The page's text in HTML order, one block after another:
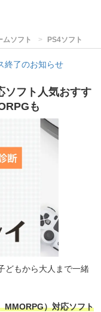
ムソフト PS4ソフト
終了のお知らせ
ソフト人気おすす
も
どもから大人まで一緒
MMORPG）対応ソフト